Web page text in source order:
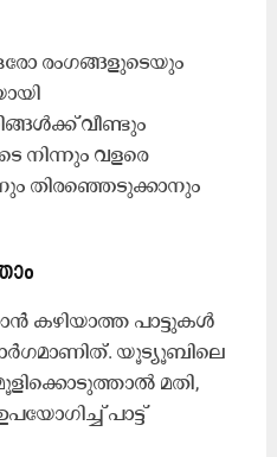
രംഗങ്ങളുടെയും
വീണ്ടും
നിന്നും വളരെ
തിരഞ്ഞെടുക്കാനും
കഴിയാത്ത പാട്ടുകൾ
യൂട്യൂബിലെ
മതി,
പാട്ട്